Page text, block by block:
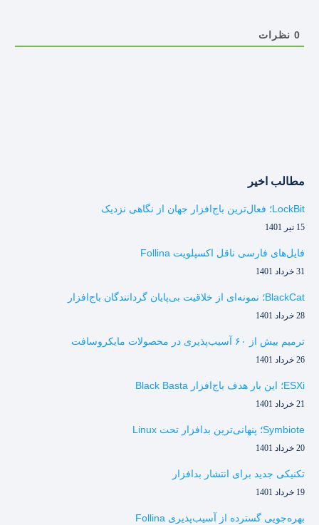
0 نظرات
مطالب اخیر
LockBit؛ فعال‌ترین باج‌افزار جهان از نگاهی نزدیک
15 تیر 1401
فایل‌های فارسی ناقل اکسپلویت Follina
31 خرداد 1401
BlackCat؛ نمونه‌ای از خلاقیت بی‌پایان گردانندگان باج‌افزار
28 خرداد 1401
ترمیم بیش از ۶۰ آسیب‌پذیری در محصولات مایکروسافت
26 خرداد 1401
ESXi؛ این بار هدف باج‌افزار Black Basta
21 خرداد 1401
Symbiote؛ پنهانی‌ترین بدافزار تحت Linux
20 خرداد 1401
تکنیکی جدید برای انتشار بدافزار
19 خرداد 1401
بهره‌جویی گسترده از آسیب‌پذیری Follina